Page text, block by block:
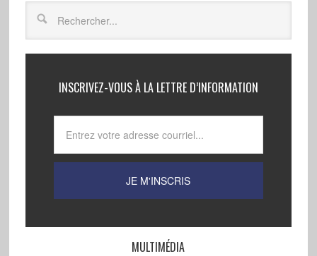
INSCRIVEZ-VOUS À LA LETTRE D’INFORMATION
MULTIMÉDIA